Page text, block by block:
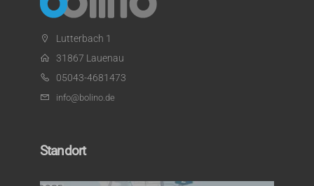
Lutterbach 1
31867 Lauenau
05043-4681473
info@bolino.de
Standort